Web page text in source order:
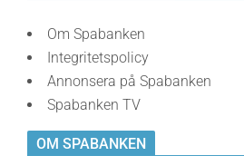
Om Spabanken
Integritetspolicy
Annonsera på Spabanken
Spabanken TV
OM SPABANKEN